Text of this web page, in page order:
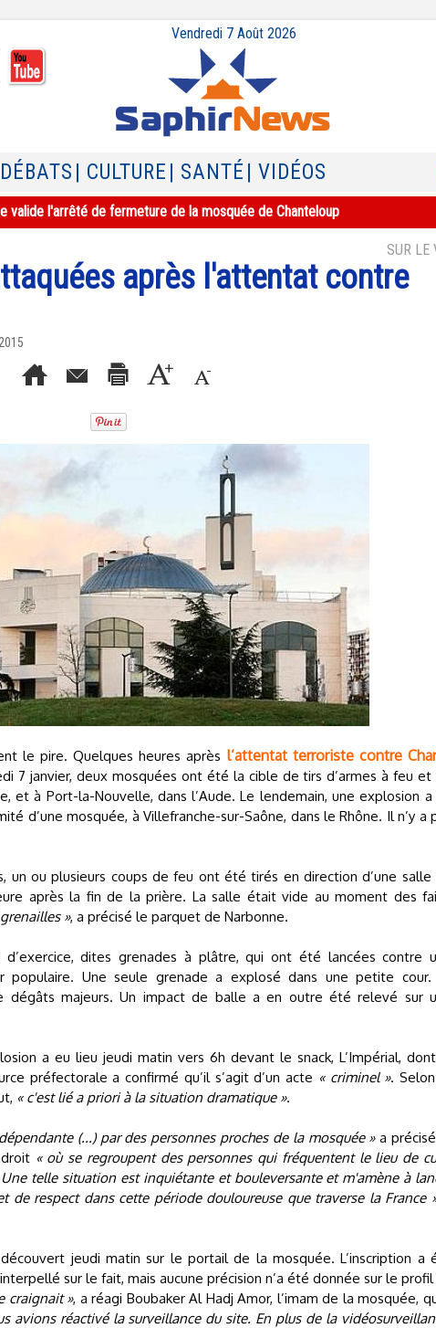
Vendredi 7 Août 2026
| DÉBATS | CULTURE | SANTÉ | VIDÉOS
valide l'arrêté de fermeture de la mosquée de Chanteloup
SUR LE
après l'attentat contre
le pire. Quelques heures après l’attentat terroriste contre
7 janvier, deux mosquées ont été la cible de tirs d’armes à feu et
et à Port-la-Nouvelle, dans l’Aude. Le lendemain, une explosion a
d’une mosquée, à Villefranche-sur-Saône, dans le Rhône. Il n’y a
un ou plusieurs coups de feu ont été tirés en direction d’une salle
après la fin de la prière. La salle était vide au moment des
», a précisé le parquet de Narbonne.
dites grenades à plâtre, qui ont été lancées contre
populaire. Une seule grenade a explosé dans une petite cour.
dégâts majeurs. Un impact de balle a en outre été relevé sur
a eu lieu jeudi matin vers 6h devant le snack, L’Impérial,
préfectorale a confirmé qu’il s’agit d’un acte « criminel ».
« c'est lié a priori à la situation dramatique ».
(...) par des personnes proches de la mosquée »a
« où se regroupent des personnes qui fréquentent le lieu de
telle situation est inquiétante et bouleversante et m'amène à
de respect dans cette période douloureuse que traverse la France
jeudi matin sur le portail de la mosquée. L’inscription a
sur le fait, mais aucune précision n’a été donnée sur le profil
craignait », a réagi Boubaker Al Hadj Amor, l’imam de la mosquée,
avions réactivé la surveillance du site. En plus de la